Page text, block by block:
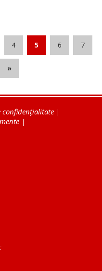
4 5 6 7
»
confidențialitate |
|